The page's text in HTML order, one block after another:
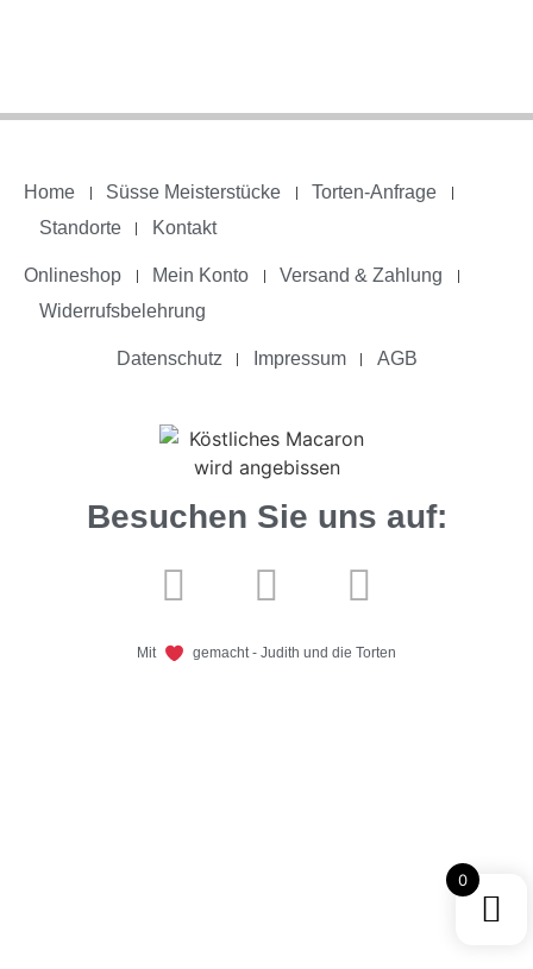
Home Süsse Meisterstücke
Torten-Anfrage
Standorte
Kontakt
Onlineshop Mein Konto
Versand & Zahlung
Widerrufsbelehrung
Datenschutz Impressum AGB
Besuchen Sie uns auf:
Mit gemacht - Judith und die Torten
0